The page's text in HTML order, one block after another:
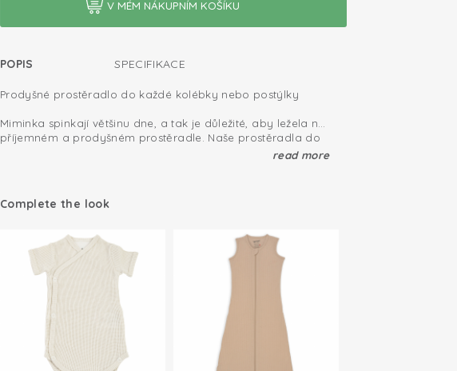
POPIS SPECIFIKACE
Prodyšné prostěradlo do každé kolébky nebo postýlky
Miminka spinkají většinu dne, a tak je důležité, aby ležela na
příjemném a prodyšném prostěradle. Naše prostěradla do
postýlky jsou vyrobená z bavlněné pleteniny s certifikátem
zajištuje skvělé padnutí na všechny klasické dětské matrace.
Perfektní střih díky elastickému pásku po obvodu
read more
Complete the look